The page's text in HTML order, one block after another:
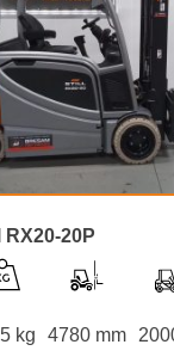
RX20-20P
kg 4780 mm